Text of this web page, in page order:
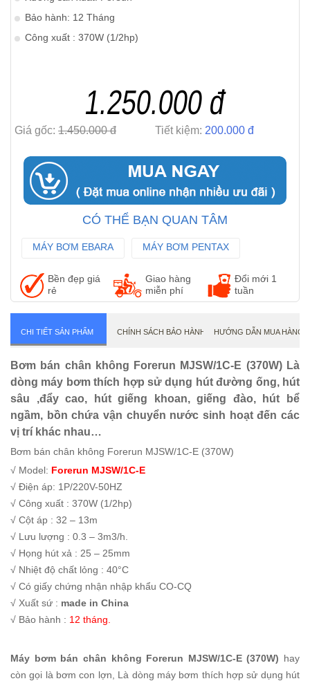
Bảo hành: 12 Tháng
Công xuất : 370W (1/2hp)
1.250.000 đ
Giá gốc: 1.450.000 đ Tiết kiệm: 200.000 đ
CÓ THỂ BẠN QUAN TÂM
MÁY BƠM EBARA
MÁY BƠM PENTAX
Bền đẹp giá
rẻ
Giao hàng
miễn phí
Đổi mới 1
tuần
CHI TIẾT SẢN PHẨM CHÍNH SÁCH BẢO HÀNH HƯỚNG DẪN MUA HÀNG
Bơm bán chân không Forerun MJSW/1C-E (370W) Là
dòng máy bơm thích hợp sử dụng hút đường ống, hút
sâu ,đẩy cao, hút giếng khoan, giếng đào, hút bể
ngầm, bồn chứa vận chuyển nước sinh hoạt đến các
vị trí khác nhau…
Bơm bán chân không Forerun MJSW/1C-E (370W)
√ Model: Forerun MJSW/1C-E
√ Điện áp: 1P/220V-50HZ
√ Công xuất : 370W (1/2hp)
√ Cột áp : 32 – 13m
√ Lưu lượng : 0.3 – 3m3/h.
√ Họng hút xả : 25 – 25mm
√ Nhiệt độ chất lỏng : 40°C
√ Có giấy chứng nhận nhập khẩu CO-CQ
√ Xuất sứ : made in China
√ Bảo hành : 12 tháng.
Máy bơm bán chân không Forerun MJSW/1C-E (370W) hay
còn gọi là bơm con lợn, Là dòng máy bơm thích hợp sử dụng hút